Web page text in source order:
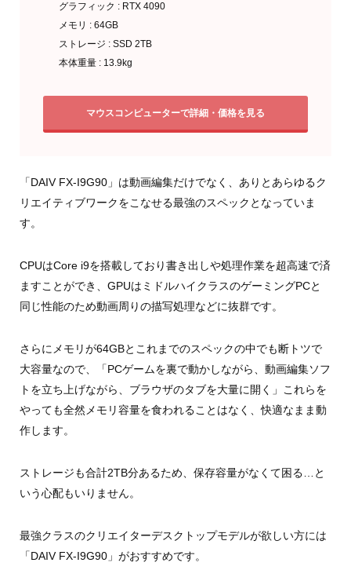
グラフィック : RTX 4090
メモリ : 64GB
ストレージ : SSD 2TB
本体重量 : 13.9kg
マウスコンピューターで詳細・価格を見る
「DAIV FX-I9G90」は動画編集だけでなく、ありとあらゆるク
リエイティブワークをこなせる最強のスペックとなっていま
す。
CPUはCore i9を搭載しており書き出しや処理作業を超高速で済
ますことができ、GPUはミドルハイクラスのゲーミングPCと
同じ性能のため動画周りの描写処理などに抜群です。
さらにメモリが64GBとこれまでのスペックの中でも断トツで
大容量なので、「PCゲームを裏で動かしながら、動画編集ソフ
トを立ち上げながら、ブラウザのタブを大量に開く」これらを
やっても全然メモリ容量を食われることはなく、快適なまま動
作します。
ストレージも合計2TB分あるため、保存容量がなくて困る…と
いう心配もいりません。
最強クラスのクリエイターデスクトップモデルが欲しい方には
「DAIV FX-I9G90」がおすすめです。